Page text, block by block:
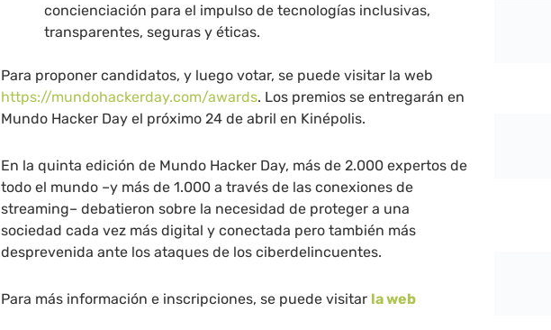
concienciación para el impulso de tecnologías inclusivas,
transparentes, seguras y éticas.
Para proponer candidatos, y luego votar, se puede visitar la web
https://mundohackerday.com/awards. Los premios se entregarán en
Mundo Hacker Day el próximo 24 de abril en Kinépolis.
En la quinta edición de Mundo Hacker Day, más de 2.000 expertos de
todo el mundo –y más de 1.000 a través de las conexiones de
streaming– debatieron sobre la necesidad de proteger a una
sociedad cada vez más digital y conectada pero también más
desprevenida ante los ataques de los ciberdelincuentes.
Para más información e inscripciones, se puede visitar la web